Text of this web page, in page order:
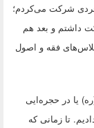
شرکت می‌کردم؛
داشتم و بعد هم
فقه و اصول
یا در حجره‌ایی
تا زمانی که